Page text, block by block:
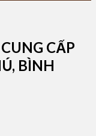
CẤP
BÌNH